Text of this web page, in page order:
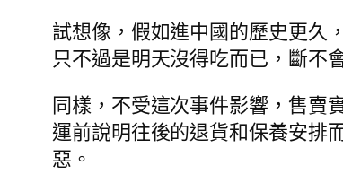
試想像，假如進中國的歷史更久
只不過是明天沒得吃而已，斷不
同樣，不受這次事件影響，售賣
運前說明往後的退貨和保養安排
惡。